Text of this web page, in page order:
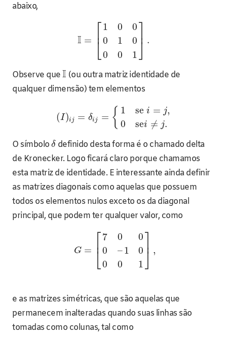
abaixo,
I = ⎡
⎣
⎢ 1
0
0
0
1
0
0
0
1
⎤
⎦⎥ .
Observe queI (ou outra matriz identidade de
qualquer dimensão) tem elementos
(I)ij = δij = { 1
0
sei = j,
sei ≠ j.
O símbolo δ definido desta forma é o chamado delta
de Kronecker. Logo ficará claro porque chamamos
esta matriz de identidade. E interessante ainda definir
as matrizes diagonais como aquelas que possuem
todos os elementos nulos exceto os da diagonal
principal, que podem ter qualquer valor, como
G = ⎡
⎣
⎢ 7
0
0
0
– 1
0
0
0
1
⎤
⎦⎥ ,
e as matrizes simétricas, que são aquelas que
permanecem inalteradas quando suas linhas são
tomadas como colunas, tal como